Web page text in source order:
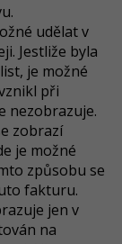
udělat v
Jestliže byla
je možné
při
nezobrazuje.
zobrazí
je možné
způsobu se
fakturu.
jen v
na